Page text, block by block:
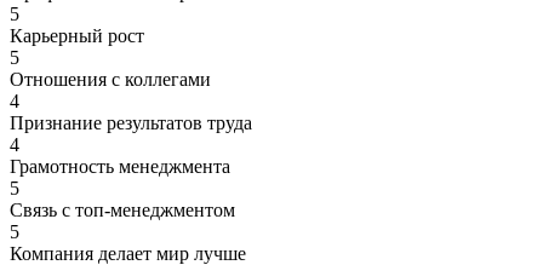
5
Карьерный рост
5
Отношения с коллегами
4
Признание результатов труда
4
Грамотность менеджмента
5
Связь с топ-менеджментом
5
Компания делает мир лучше